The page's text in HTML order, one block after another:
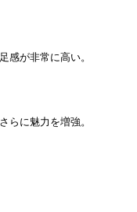
感が非常に高い。
らに魅力を増強。